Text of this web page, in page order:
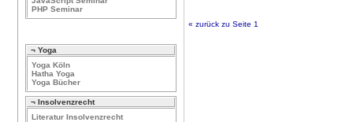
« zurück zu Seite 1
PHP Seminar
¬ Yoga
Yoga Köln
Hatha Yoga
Yoga Bücher
¬ Insolvenzrecht
Literatur Insolvenzrecht